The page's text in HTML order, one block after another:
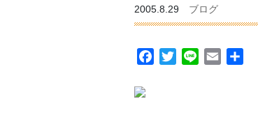
2005.8.29 ブログ
Facebook
TwitterLine Email